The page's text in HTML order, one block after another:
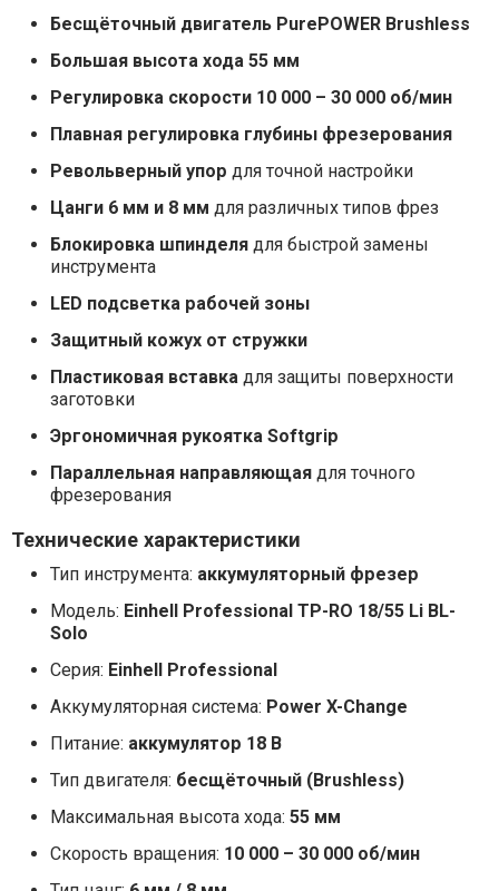
Бесщёточный двигатель PurePOWER Brushless
Большая высота хода 55 мм
Регулировка скорости 10 000 – 30 000 об/мин
Плавная регулировка глубины фрезерования
Револьверный упор для точной настройки
Цанги 6 мм и 8 мм для различных типов фрез
Блокировка шпинделядля быстрой замены
инструмента
LED подсветка рабочей зоны
Защитный кожух от стружки
Пластиковая вставкадля защиты поверхности
заготовки
Эргономичная рукоятка Softgrip
Параллельная направляющаядля точного
фрезерования
Технические характеристики
Тип инструмента: аккумуляторный фрезер
Модель: Einhell Professional TP-RO 18/55 Li BL-
Solo
Серия: Einhell Professional
Аккумуляторная система: Power X-Change
Питание: аккумулятор 18 В
Тип двигателя: бесщёточный (Brushless)
Максимальная высота хода: 55 мм
Скорость вращения: 10 000 – 30 000 об/мин